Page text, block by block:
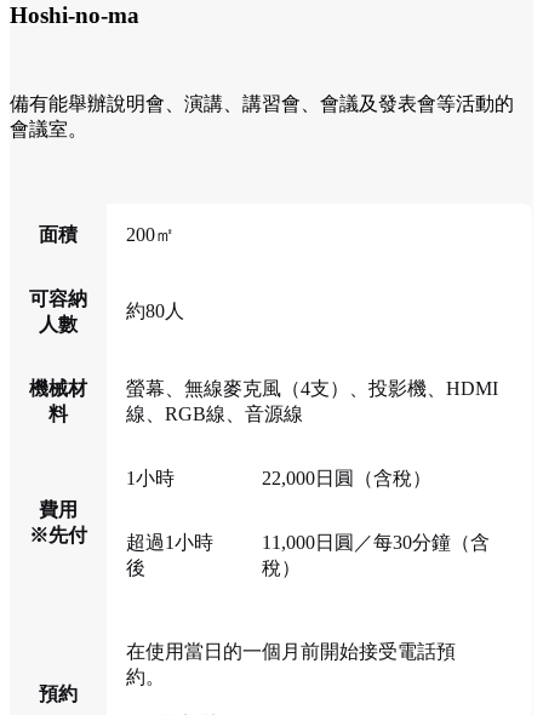
Hoshi-no-ma
備有能舉辦說明會、演講、講習會、會議及發表會等活動的
會議室。
面積 200㎡
可容納
人數
約80人
機械材
料
螢幕、無線麥克風（4支）、投影機、HDMI
線、RGB線、音源線
費用
※先付
1小時 22,000日圓（含稅）
超過1小時
後
11,000日圓／每30分鐘（含
稅）
預約
在使用當日的一個月前開始接受電話預
約。